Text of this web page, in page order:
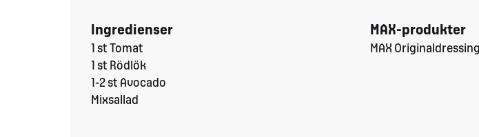
Ingredienser
1 st Tomat
1 st Rödlök
1-2 st Avocado
Mixsallad
MAX-produkter
MAX Originaldressing